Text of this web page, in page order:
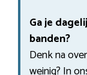
Ga je
banden?
Denk na
weinig? In